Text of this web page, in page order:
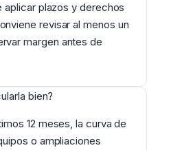
aplicar plazos y derechos
revisar al menos un
margen antes de
bien?
12 meses, la curva de
o ampliaciones